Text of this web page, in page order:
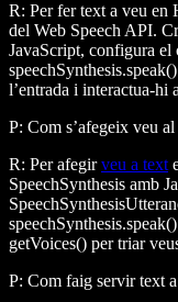
R: Per fer text a veu
del Web Speech API.
JavaScript, configura
speechSynthesis.speak()
l’entrada i interactua-hi
P: Com s’afegeix veu
R: Per afegirveu a text
SpeechSynthesis amb
speechSynthesis.speak()
getVoices() per triar
P: Com faig servir text